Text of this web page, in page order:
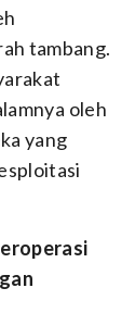
tambang.
oleh
yang